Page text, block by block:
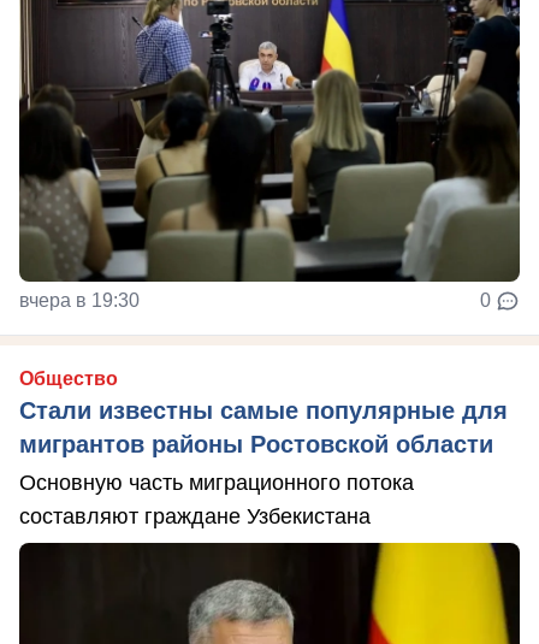
вчера в 19:30 0
Общество
Стали известны самые популярные для
мигрантов районы Ростовской области
Основную часть миграционного потока
составляют граждане Узбекистана